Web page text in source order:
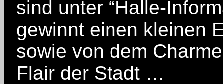
sind unter “Halle-
gewinnt einen kleinen
sowie von dem
Flair der Stadt …